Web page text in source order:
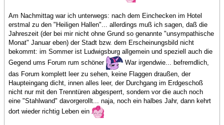
Am Nachmittag war ich unterwegs: nach dem Einchecken im Hotel
erstmal zu den "Heiligen Hallen"... allerdings muß ich sagen, daß die
Jahreszeit (der bei mir nicht ohne Grund so genannte "unsympathische
Monat" Januar eben) der Stadt bzw. dem Erscheinungsbild nicht
bekommt: im Sommer ist Ludwigsburg allgemein und speziell auch die
Gegend ums Forum rum schöner
War irgendwie... befremdlich,
das Forum komplett leer zu sehen, keine Flaggen draußen, der
Haupteingang dicht, innen alles leer, der Durchgang im Erdgeschoß
nicht nur mit den Trenntüren abgesperrt, sondern vor die auch noch
eine "Stahlwand" davorgerollt... naja, noch ein halbes Jahr, dann kehrt
dort wieder richtig Leben ein